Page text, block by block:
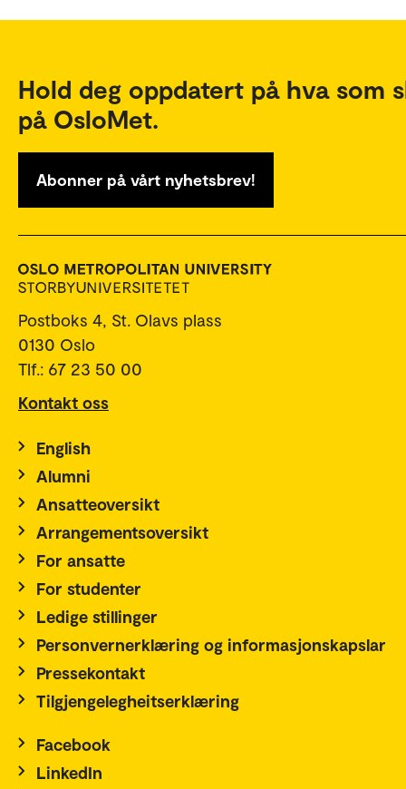
Hold deg oppdatert på hva som
på OsloMet.
Abonner på vårt nyhetsbrev!
Postboks 4, St. Olavs plass
0130 Oslo
Tlf.: 67 23 50 00
Kontakt oss
English
Alumni
Ansatteoversikt
Arrangementsoversikt
For ansatte
For studenter
Ledige stillinger
Personvernerklæring og informasjonskapslar
Pressekontakt
Tilgjengelegheitserklæring
Facebook
LinkedIn